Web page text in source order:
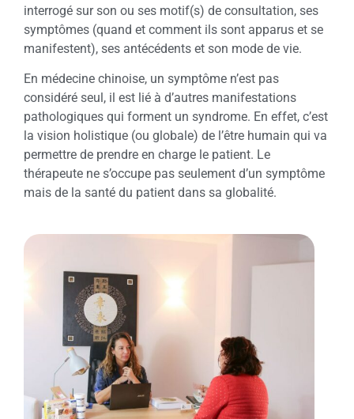
interrogé sur son ou ses motif(s) de consultation, ses
symptômes (quand et comment ils sont apparus et se
manifestent), ses antécédents et son mode de vie.
En médecine chinoise, un symptôme n’est pas
considéré seul, il est lié à d’autres manifestations
pathologiques qui forment un syndrome. En effet, c’est
la vision holistique (ou globale) de l’être humain qui va
permettre de prendre en charge le patient. Le
thérapeute ne s’occupe pas seulement d’un symptôme
mais de la santé du patient dans sa globalité.